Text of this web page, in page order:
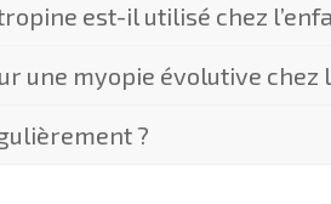
est-il utilisé chez
une myopie évolutive chez
?